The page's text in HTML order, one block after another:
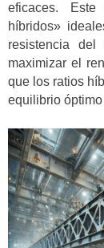
eficaces.
híbridos»
resistencia
maximizar el
que los ratios
equilibrio